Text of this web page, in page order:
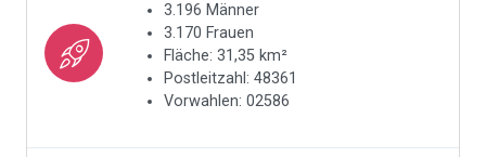
3.196 Männer
3.170 Frauen
Fläche: 31,35 km²
Postleitzahl: 48361
Vorwahlen: 02586